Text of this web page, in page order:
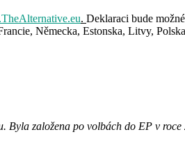
. Deklaraci bude
Německa, Estonska, Litvy,
. Byla založena po volbách do EP v roce